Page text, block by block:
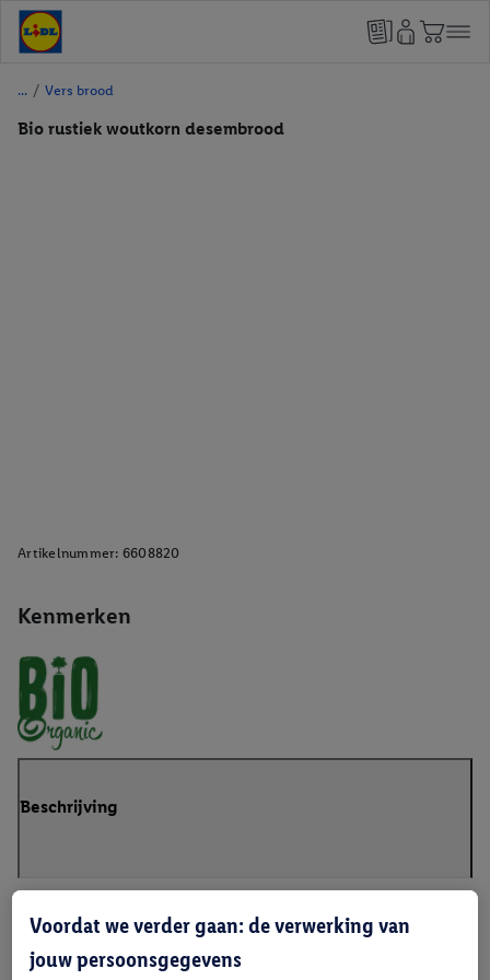
/ Vers brood
Bio rustiek woutkorn desembrood
Kenmerken
Artikelnummer: 6608820
Beschrijving
Voordat we verder gaan: de verwerking van
jouw persoonsgegevens